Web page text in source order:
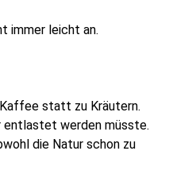
immer leicht an.
statt zu Kräutern.
entlastet werden müsste.
die Natur schon zu